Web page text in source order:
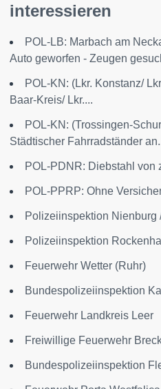
interessieren
POL-LB: Marbach am
Auto geworfen - Zeugen
POL-KN: (Lkr. Konstanz/
Baar-Kreis/ Lkr....
POL-KN: (Trossingen-
Städtischer Fahrradständer
POL-PDNR: Diebstahl von
POL-PPRP: Ohne
Polizeiinspektion Nienburg
Polizeiinspektion
Feuerwehr Wetter (Ruhr)
Bundespolizeiinspektion
Feuerwehr Landkreis Leer
Freiwillige Feuerwehr
Bundespolizeiinspektion